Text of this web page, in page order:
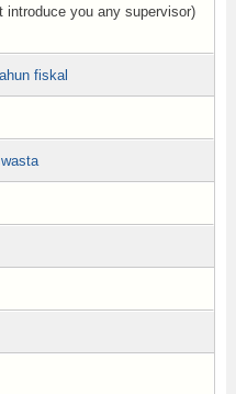
introduce you any supervisor)
fiskal